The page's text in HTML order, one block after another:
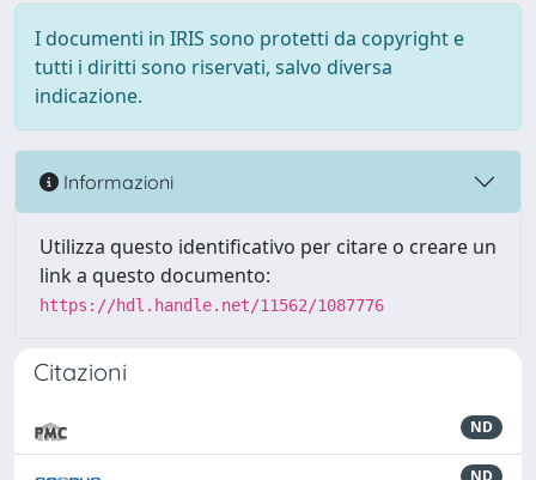
I documenti in IRIS sono protetti da copyright e
tutti i diritti sono riservati, salvo diversa
indicazione.
Informazioni
Utilizza questo identificativo per citare o creare un
link a questo documento:
https://hdl.handle.net/11562/1087776
Citazioni
ND